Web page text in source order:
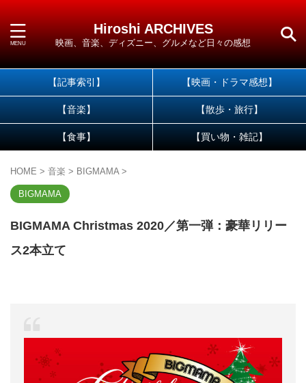
Hiroshi ARCHIVES
映画、音楽、ディズニー、グルメなど日々の感想
【記事索引】 【映画・ドラマ感想】
【音楽】 【散歩・旅行】
【食事】 【買い物・雑記】
HOME > 音楽 > BIGMAMA >
BIGMAMA
BIGMAMA Christmas 2020／第一弾：豪華リリー
ス2本立て